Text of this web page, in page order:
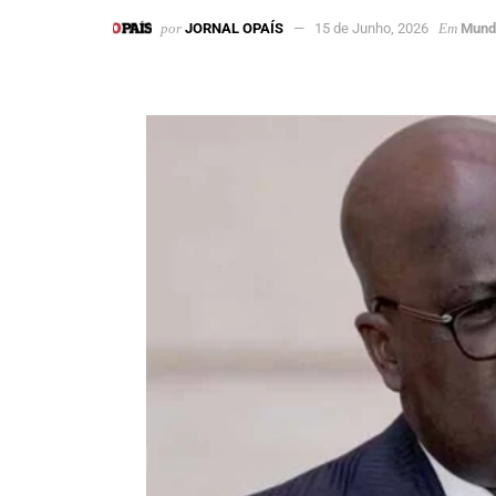
por JORNAL OPAÍS 15 de Junho, 2026 Em